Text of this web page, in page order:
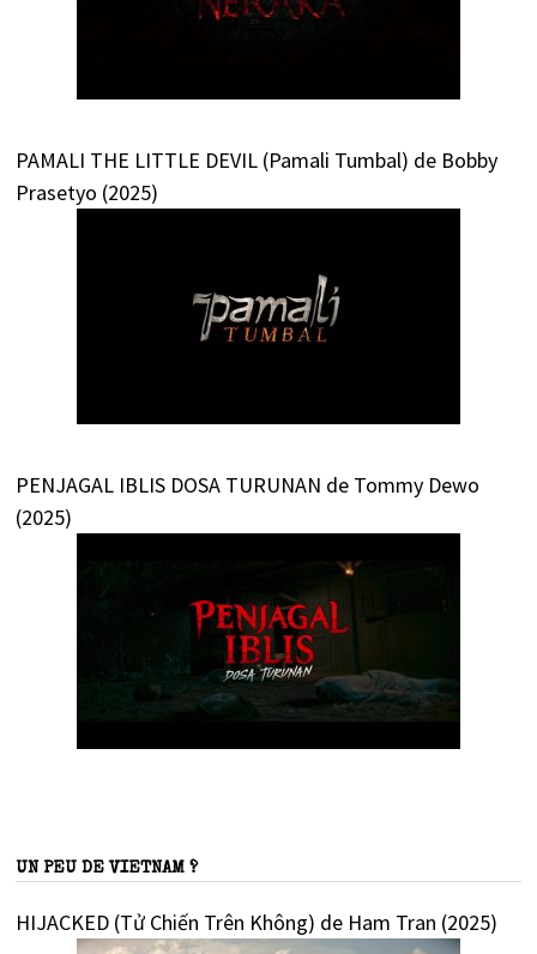
PAMALI THE LITTLE DEVIL (Pamali Tumbal) de Bobby
Prasetyo (2025)
PENJAGAL IBLIS DOSA TURUNAN de Tommy Dewo
(2025)
UN PEU DE VIETNAM ?
HIJACKED (Tử Chiến Trên Không) de Ham Tran (2025)